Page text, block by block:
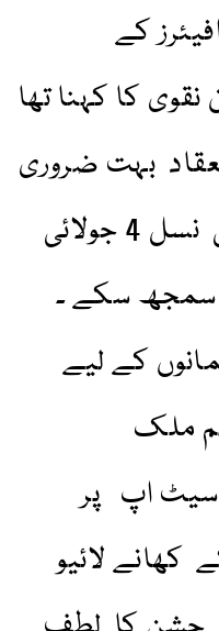
کے
نقوی کا کہنا تھا
بہت ضروری
ہے کہ تاکہ ہماری نئی نسل 4 جولائی
سمجھ سکے ۔
کے لیے
ملک
سیٹ اپ پر
کھانے لائیو